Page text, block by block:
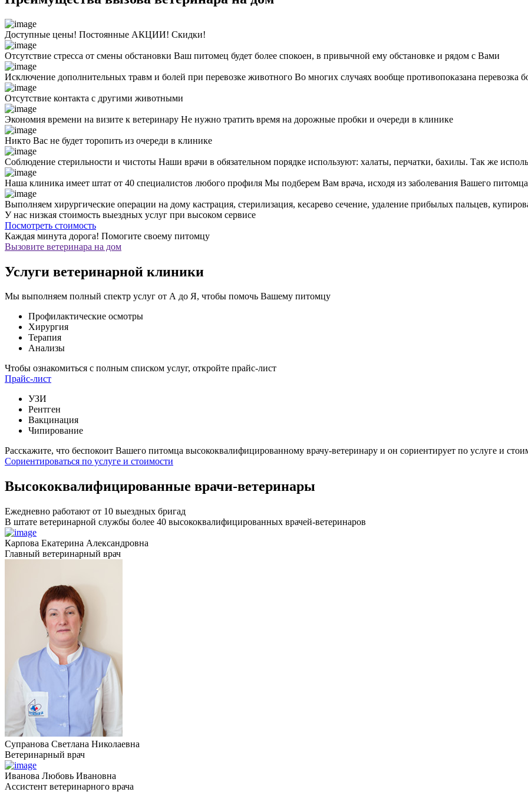
Доступные цены! Постоянные АКЦИИ! Скидки!
Отсутствие стресса от смены обстановки Ваш питомец будет более спокоен, в привычной ему обстановке и рядом с Вами
Исключение дополнительных травм и болей при перевозке животного Во многих случаях вообще противопоказана перевозка
Отсутствие контакта с другими животными
Экономия времени на визите к ветеринару Не нужно тратить время на дорожные пробки и очереди в клинике
Никто Вас не будет торопить из очереди в клинике
Соблюдение стерильности и чистоты Наши врачи в обязательном порядке используют: халаты, перчатки, бахилы. Так же
Наша клиника имеет штат от 40 специалистов любого профиля Мы подберем Вам врача, исходя из заболевания Вашего питомца
Выполняем хирургические операции на дому кастрация, стерилизация, кесарево сечение, удаление прибылых пальцев,
У нас низкая стоимость выездных услуг при высоком сервисе
Посмотреть стоимость
Каждая минута дорога! Помогите своему питомцу
Вызовите ветеринара на дом
Услуги ветеринарной клиники
Мы выполняем полный спектр услуг от А до Я, чтобы помочь Вашему питомцу
Профилактические осмотры
Хирургия
Терапия
Анализы
Чтобы ознакомиться с полным списком услуг, откройте прайс-лист
Прайс-лист
УЗИ
Рентген
Вакцинация
Чипирование
Расскажите, что беспокоит Вашего питомца высококвалифицированному врачу-ветеринару и он сориентирует по услуге и
Сориентироваться по услуге и стоимости
Высококвалифицированные врачи-ветеринары
Ежедневно работают от 10 выездных бригад
В штате ветеринарной службы более 40 высококвалифицированных врачей-ветеринаров
Карпова Екатерина Александровна
Главный ветеринарный врач
Супранова Светлана Николаевна
Ветеринарный врач
Иванова Любовь Ивановна
Ассистент ветеринарного врача